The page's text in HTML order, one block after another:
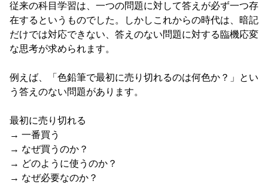
従来の科目学習は、一つの問題に対して答えが必ず一つ存
在するというものでした。しかしこれからの時代は、暗記
だけでは対応できない、答えのない問題に対する臨機応変
な思考が求められます。
例えば、「色鉛筆で最初に売り切れるのは何色か？」とい
う答えのない問題があります。
最初に売り切れる
→ 一番買う
→ なぜ買うのか？
→ どのように使うのか？
→ なぜ必要なのか？